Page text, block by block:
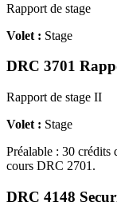
Rapport de stage
Volet : Stage
DRC 3701
Rapport de stage II
Volet : Stage
Préalable : 30 crédits
cours DRC 2701.
DRC 4148